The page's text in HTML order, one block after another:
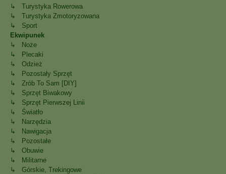
↳ Turystyka Rowerowa
↳ Turystyka Zmotoryzowana
↳ Sport
Ekwipunek
↳ Noże
↳ Plecaki
↳ Odzież
↳ Pozostały Sprzęt
↳ Zrób To Sam [DIY]
↳ Sprzęt Biwakowy
↳ Sprzęt Pierwszej Linii
↳ Światło
↳ Narzędzia
↳ Nawigacja
↳ Pozostałe
↳ Obuwie
↳ Militarne
↳ Górskie, Trekingowe